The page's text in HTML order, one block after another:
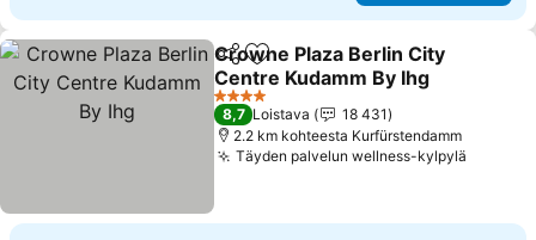
Jaa Lisää suosikkeihin
Crowne Plaza Berlin City
Centre Kudamm By Ihg
Katso hinnat
4 Tähtiluokitus
8,7 Loistava
18 431
2.2 km kohteesta Kurfürstendamm
Täyden palvelun wellness-kylpylä